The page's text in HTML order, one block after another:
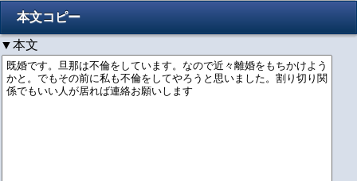
本文コピー
▼本文